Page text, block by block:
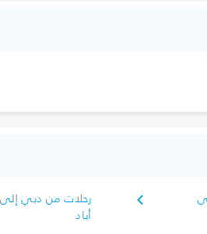
رحلات من دبي إلى
أباد